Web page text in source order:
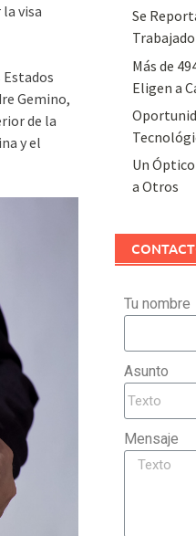
visa
Gemino,
de la
y el
Se
Más de
Eligen a
Un
a Otros
Tu nombre
Asunto
Mensaje